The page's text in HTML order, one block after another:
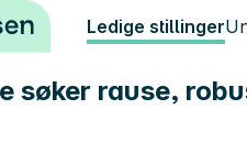
Ledige stillinger
søker rause,